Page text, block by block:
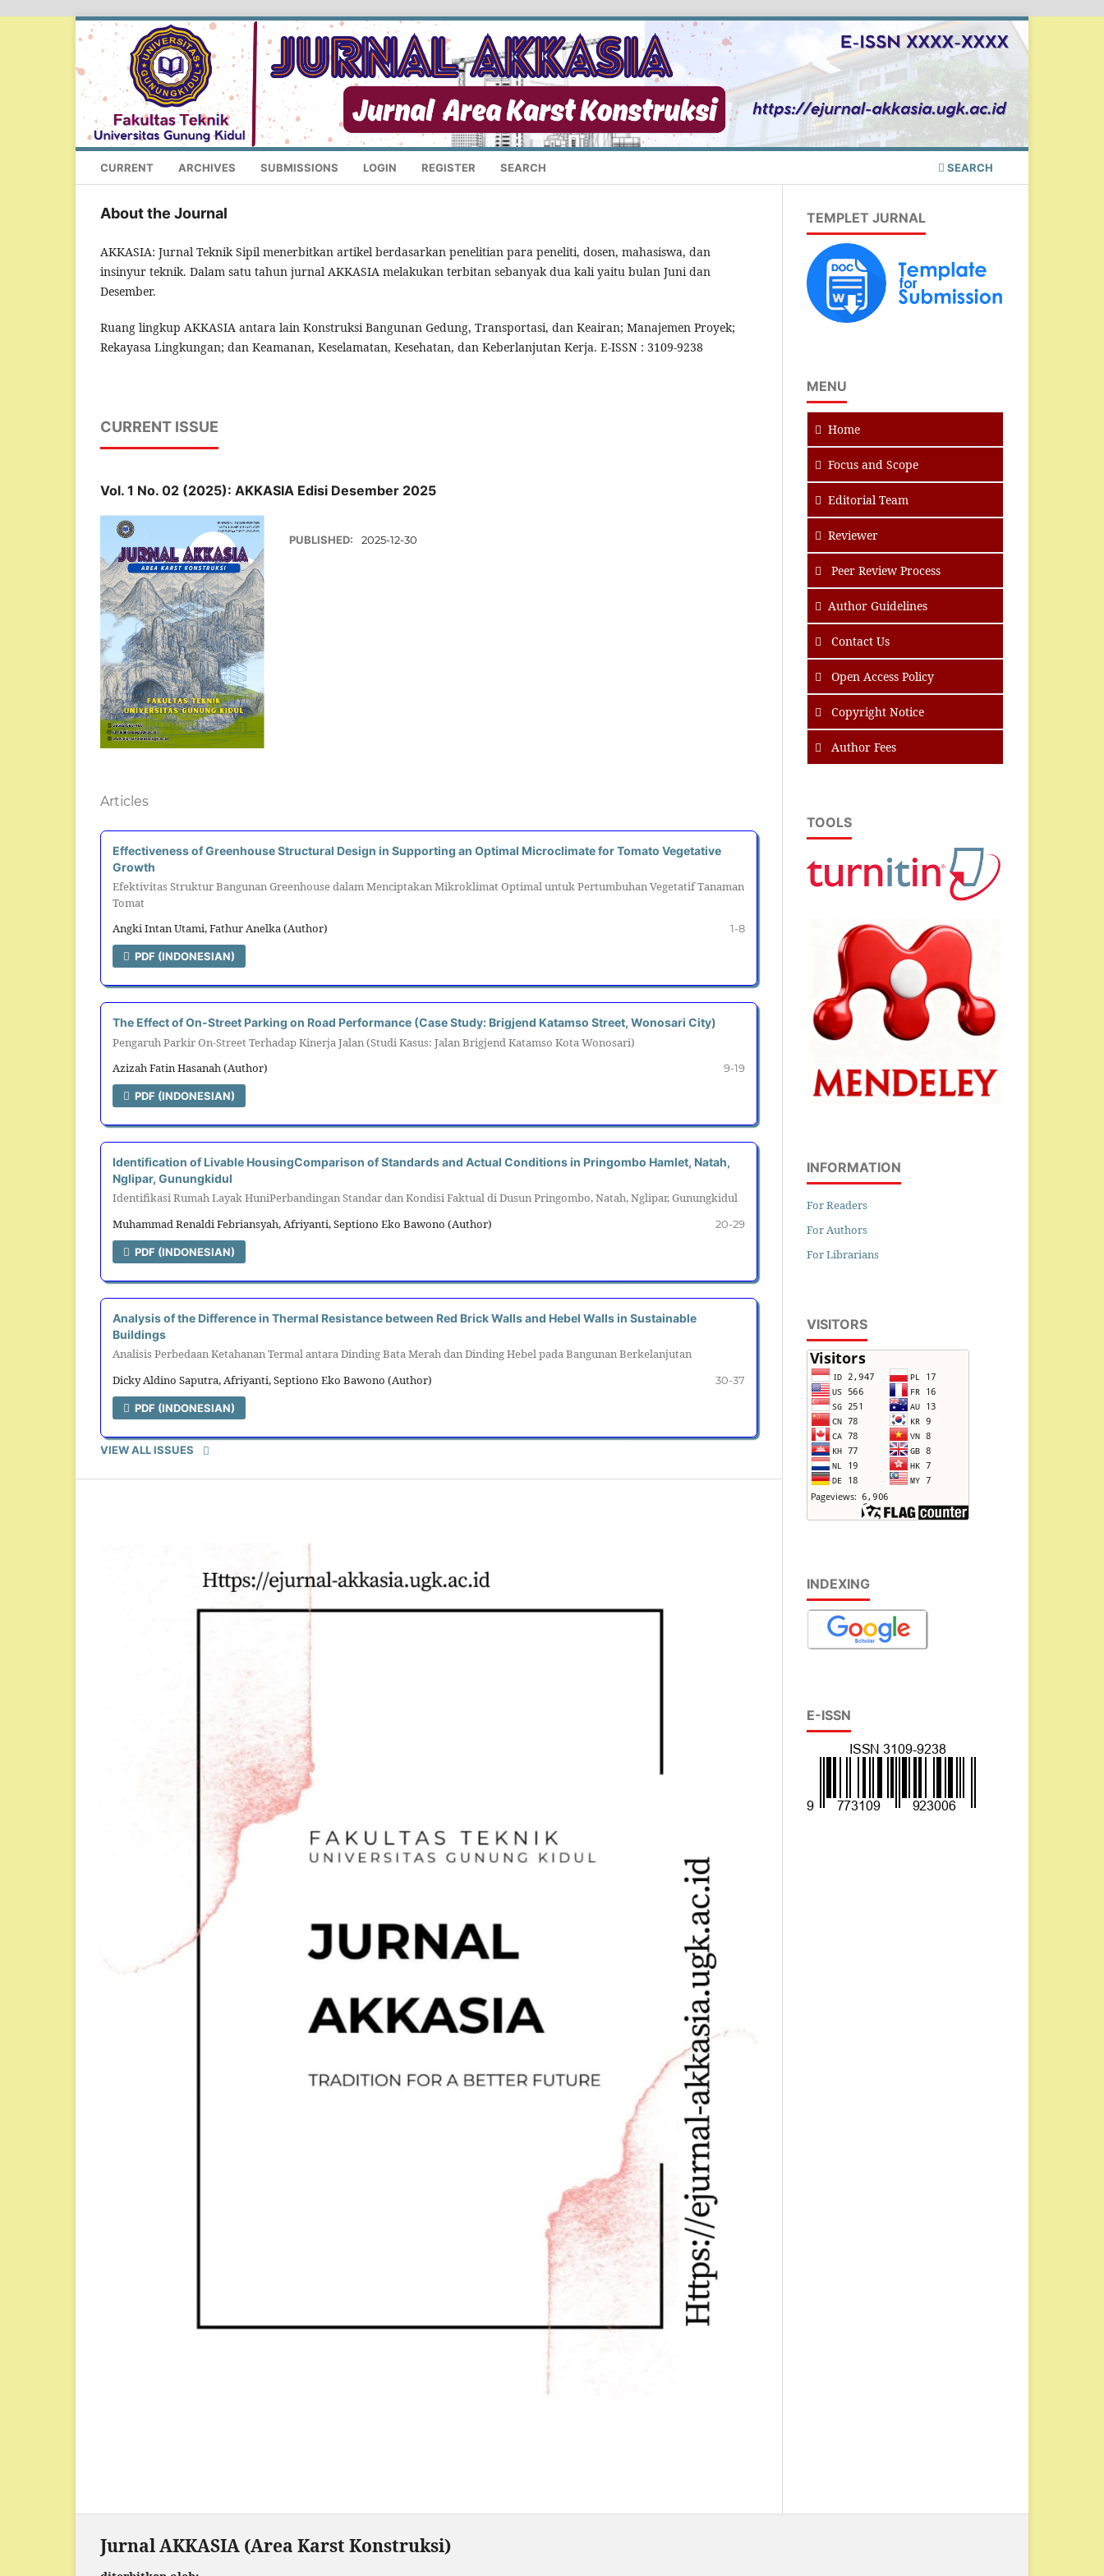
CURRENT ARCHIVES SUBMISSIONS LOGIN REGISTER SEARCH SEARCH
About the Journal
AKKASIA: Jurnal Teknik Sipil menerbitkan artikel berdasarkan penelitian para peneliti, dosen, mahasiswa, dan
insinyur teknik. Dalam satu tahun jurnal AKKASIA melakukan terbitan sebanyak dua kali yaitu bulan Juni dan
Desember.
Ruang lingkup AKKASIA antara lain Konstruksi Bangunan Gedung, Transportasi, dan Keairan; Manajemen Proyek;
Rekayasa Lingkungan; dan Keamanan, Keselamatan, Kesehatan, dan Keberlanjutan Kerja. E-ISSN : 3109-9238
CURRENT ISSUE
Vol. 1 No. 02 (2025): AKKASIA Edisi Desember 2025
PUBLISHED: 2025-12-30
Articles
Effectiveness of Greenhouse Structural Design in Supporting an Optimal Microclimate for Tomato Vegetative
Growth
Efektivitas Struktur Bangunan Greenhouse dalam Menciptakan Mikroklimat Optimal untuk Pertumbuhan Vegetatif Tanaman
Tomat
Angki Intan Utami, Fathur Anelka (Author)
1-8
PDF (INDONESIAN)
The Effect of On-Street Parking on Road Performance (Case Study: Brigjend Katamso Street, Wonosari City)
Pengaruh Parkir On-Street Terhadap Kinerja Jalan (Studi Kasus: Jalan Brigjend Katamso Kota Wonosari)
Azizah Fatin Hasanah (Author)
9-19
PDF (INDONESIAN)
Identification of Livable HousingComparison of Standards and Actual Conditions in Pringombo Hamlet, Natah,
Nglipar, Gunungkidul
Identifikasi Rumah Layak HuniPerbandingan Standar dan Kondisi Faktual di Dusun Pringombo, Natah, Nglipar, Gunungkidul
Muhammad Renaldi Febriansyah, Afriyanti, Septiono Eko Bawono (Author)
20-29
PDF (INDONESIAN)
Analysis of the Difference in Thermal Resistance between Red Brick Walls and Hebel Walls in Sustainable
Buildings
Analisis Perbedaan Ketahanan Termal antara Dinding Bata Merah dan Dinding Hebel pada Bangunan Berkelanjutan
Dicky Aldino Saputra, Afriyanti, Septiono Eko Bawono (Author)
30-37
PDF (INDONESIAN)
VIEW ALL ISSUES
TEMPLET JURNAL
MENU
Home
Focus and Scope
Editorial Team
Reviewer
Peer Review Process
Author Guidelines
Contact Us
Open Access Policy
Copyright Notice
Author Fees
TOOLS
INFORMATION
For Readers
For Authors
For Librarians
VISITORS
INDEXING
E-ISSN
Jurnal AKKASIA (Area Karst Konstruksi)